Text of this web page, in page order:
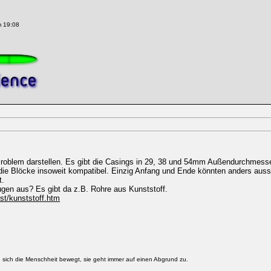
19:08
darstellen. Es gibt die Casings in 29, 38 und 54mm
Blöcke insoweit kompatibel. Einzig Anfang und Ende könnten anders
aus? Es gibt da z.B. Rohre aus Kunststoff.
kunststoff.htm
die Menschheit bewegt, sie geht immer auf einen Abgrund zu.